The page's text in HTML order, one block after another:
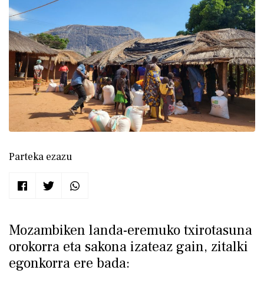
Mozambiken landa-eremuko txirotasuna
orokorra eta sakona izateaz gain, zitalki
egonkorra ere bada:
Parteka ezazu